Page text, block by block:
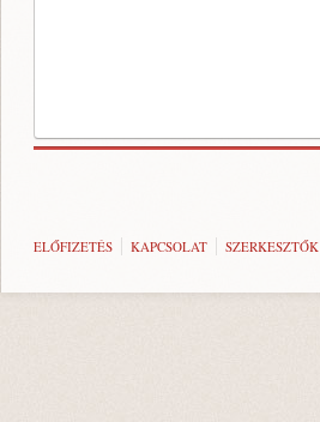
ELŐFIZETÉS KAPCSOLAT SZERKESZTŐK